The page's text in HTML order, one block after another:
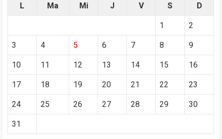
L Ma Mi J V S D
1 2
3 4 5 6 7 8 9
10 11 12 13 14 15 16
17 18 19 20 21 22 23
24 25 26 27 28 29 30
31